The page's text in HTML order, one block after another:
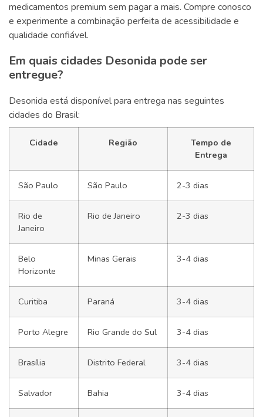
medicamentos premium sem pagar a mais. Compre conosco
e experimente a combinação perfeita de acessibilidade e
qualidade confiável.
Em quais cidades Desonida pode ser
entregue?
Desonida está disponível para entrega nas seguintes
cidades do Brasil:
Cidade Região
Tempo de
Entrega
São Paulo São Paulo 2-3 dias
Rio de
Janeiro
Rio de Janeiro 2-3 dias
Belo
Horizonte
Minas Gerais 3-4 dias
Curitiba Paraná 3-4 dias
Porto Alegre Rio Grande do Sul 3-4 dias
Brasília Distrito Federal 3-4 dias
Salvador Bahia 3-4 dias